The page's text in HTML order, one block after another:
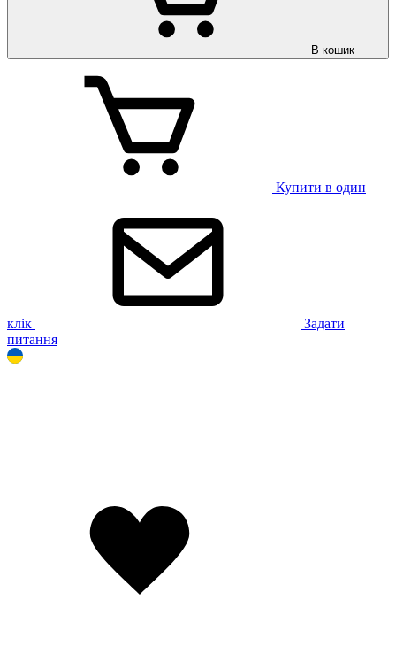
В кошик
Купити в один
клік
Задати
питання